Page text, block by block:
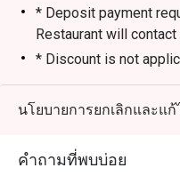
ออกแบบสไตล์ไทยนีโอโค
รู้สึก หรูหราแต่แฝงไปด้ว
รับการออกแบบให้รับแสง
อาหารเลิศรส & บริการเห
ที่ The Rain Tree Café แ
* Deposit payment
Restaurant will
* Discount is not
Lunch Buffet (Monday
PM
Dinner Buffet (Daily):
นโยบายการยกเลิกและแก้
คำถามที่พบบ่อย